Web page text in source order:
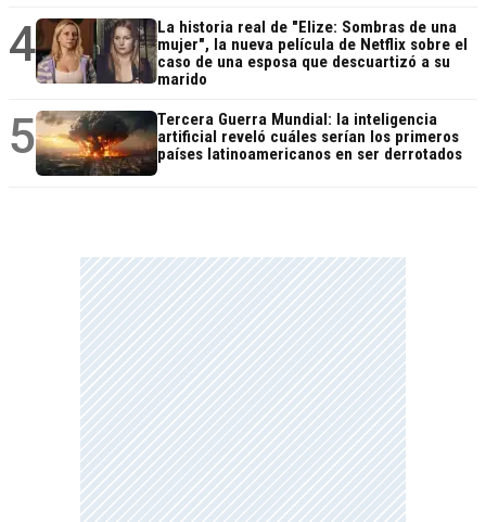
4
La historia real de "Elize: Sombras de una
mujer", la nueva película de Netflix sobre el
caso de una esposa que descuartizó a su
marido
5
Tercera Guerra Mundial: la inteligencia
artificial reveló cuáles serían los primeros
países latinoamericanos en ser derrotados